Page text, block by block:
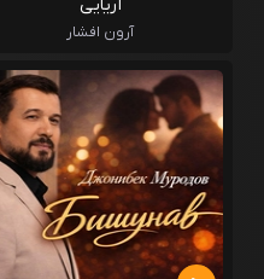
آریایی
آرون افشار